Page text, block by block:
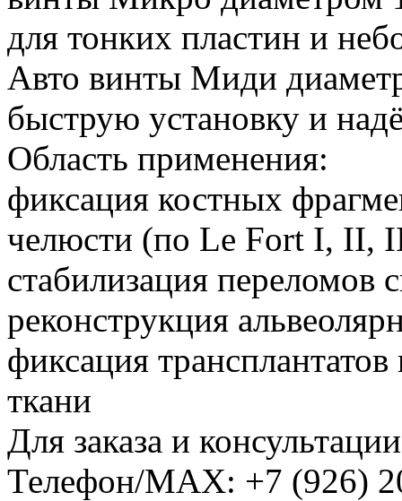
для тонких пластин и
Авто винты Миди
быструю установку и
Область применения:
фиксация костных
челюсти (по Le Fort I, II,
стабилизация переломов
реконструкция
фиксация
ткани
Для заказа и
Телефон/МАХ: +7 (926)